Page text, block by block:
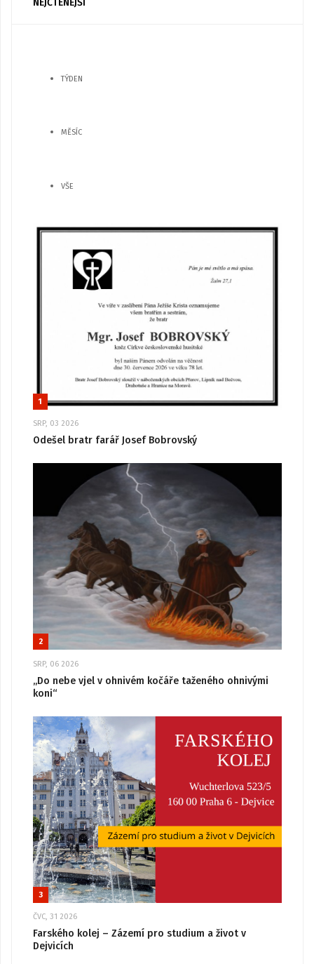
NEJČTENĚJŠÍ
TÝDEN
MĚSÍC
VŠE
1
SRP, 03 2026
Odešel bratr farář Josef Bobrovský
2
SRP, 06 2026
„Do nebe vjel v ohnivém kočáře taženého ohnivými
koni“
3
ČVC, 31 2026
Farského kolej – Zázemí pro studium a život v
Dejvicích